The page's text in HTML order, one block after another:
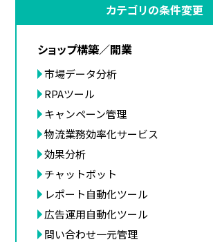
カテゴリの条件変更
ショップ構築／開業
市場データ分析
RPAツール
キャンペーン管理
物流業務効率化サービス
効果分析
チャットボット
レポート自動化ツール
広告運用自動化ツール
問い合わせ一元管理